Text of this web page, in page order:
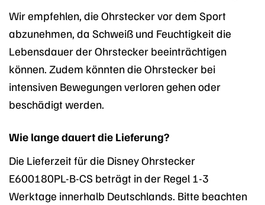
Wir empfehlen, die Ohrstecker vor dem Sport
abzunehmen, da Schweiß und Feuchtigkeit die
Lebensdauer der Ohrstecker beeinträchtigen
können. Zudem könnten die Ohrstecker bei
intensiven Bewegungen verloren gehen oder
beschädigt werden.
Wie lange dauert die Lieferung?
Die Lieferzeit für die Disney Ohrstecker
E600180PL-B-CS beträgt in der Regel 1-3
Werktage innerhalb Deutschlands. Bitte beachten